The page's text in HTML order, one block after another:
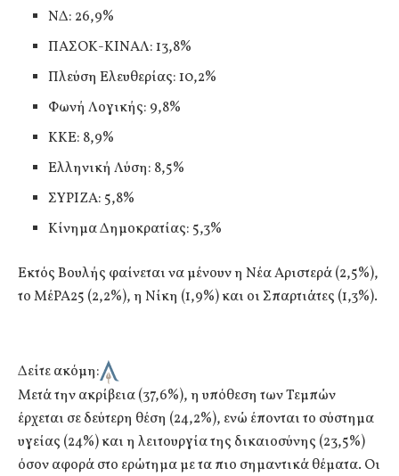
ΝΔ: 26,9%
ΠΑΣΟΚ-ΚΙΝΑΛ: 13,8%
Πλεύση Ελευθερίας: 10,2%
Φωνή Λογικής: 9,8%
ΚΚΕ: 8,9%
Ελληνική Λύση: 8,5%
ΣΥΡΙΖΑ: 5,8%
Κίνημα Δημοκρατίας: 5,3%
Εκτός Βουλής φαίνεται να μένουν η Νέα Αριστερά (2,5%),
το ΜέΡΑ25 (2,2%), η Νίκη (1,9%) και οι Σπαρτιάτες (1,3%).
Δείτε ακόμη:
Μετά την ακρίβεια (37,6%), η υπόθεση των Τεμπών
έρχεται σε δεύτερη θέση (24,2%), ενώ έπονται το σύστημα
υγείας (24%) και η λειτουργία της δικαιοσύνης (23,5%)
όσον αφορά στο ερώτημα με τα πιο σημαντικά θέματα. Οι